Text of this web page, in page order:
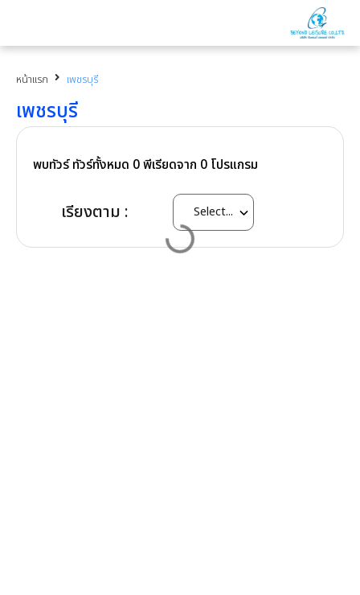
หน้าแรก เพชรบุรี
เพชรบุรี
พบทัวร์ ทัวร์ทั้งหมด 0พีเรียดจาก 0 โปรแกรม
เรียงตาม :